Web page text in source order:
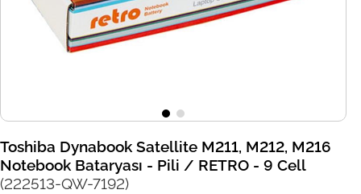
Toshiba Dynabook Satellite M211, M212, M216
Notebook Bataryası - Pili / RETRO - 9 Cell
(222513-QW-7192)